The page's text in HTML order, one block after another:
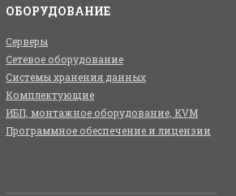
ОБОРУДОВАНИЕ
Серверы
Сетевое оборудование
Системы хранения данных
Комплектующие
ИБП, монтажное оборудование, KVM
Программное обеспечение и лицензии